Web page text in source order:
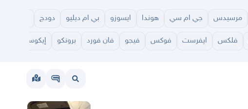
مرسيدس جي ام سي هوندا ايسوزو بي ام دبليو دودج
فلكس ايفرست فوكس فيجو فان فورد برونكو إيكوسبورت